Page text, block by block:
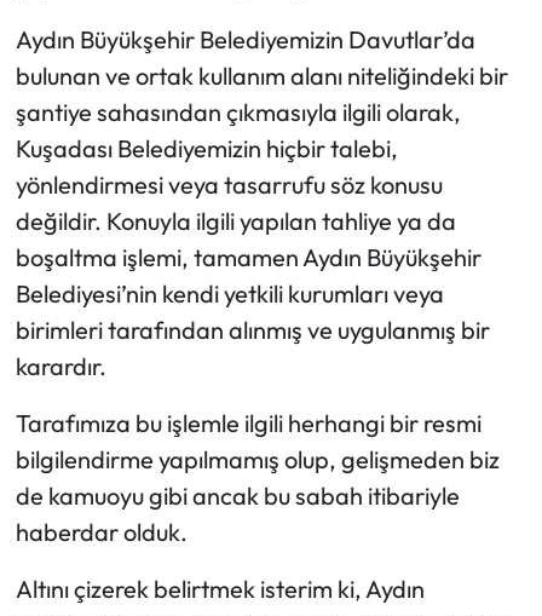
Aydın Büyükşehir Belediyemizin Davutlar’da
bulunan ve ortak kullanım alanı niteliğindeki bir
şantiye sahasından çıkmasıyla ilgili olarak,
Kuşadası Belediyemizin hiçbir talebi,
yönlendirmesi veya tasarrufu söz konusu
değildir. Konuyla ilgili yapılan tahliye ya da
boşaltma işlemi, tamamen Aydın Büyükşehir
Belediyesi’nin kendi yetkili kurumları veya
birimleri tarafından alınmış ve uygulanmış bir
karardır.
Tarafımıza bu işlemle ilgili herhangi bir resmi
bilgilendirme yapılmamış olup, gelişmeden biz
de kamuoyu gibi ancak bu sabah itibariyle
haberdar olduk.
Altını çizerek belirtmek isterim ki, Aydın